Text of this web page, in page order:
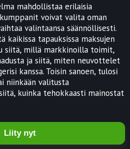
mahdollistaa erilaisia
voivat valita oman
valintaansa säännöllisesti.
kaikissa tapauksissa maksujen
siitä, millä markkinoilla toimit,
ja siitä, miten neuvottelet
kanssa. Toisin sanoen, tulosi
niinkään valitusta
kuinka tehokkaasti mainostat
Liity nyt